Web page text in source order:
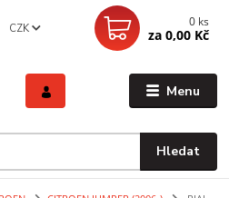
Menu
CZK
Hledat
0 ks
za 0,00 Kč